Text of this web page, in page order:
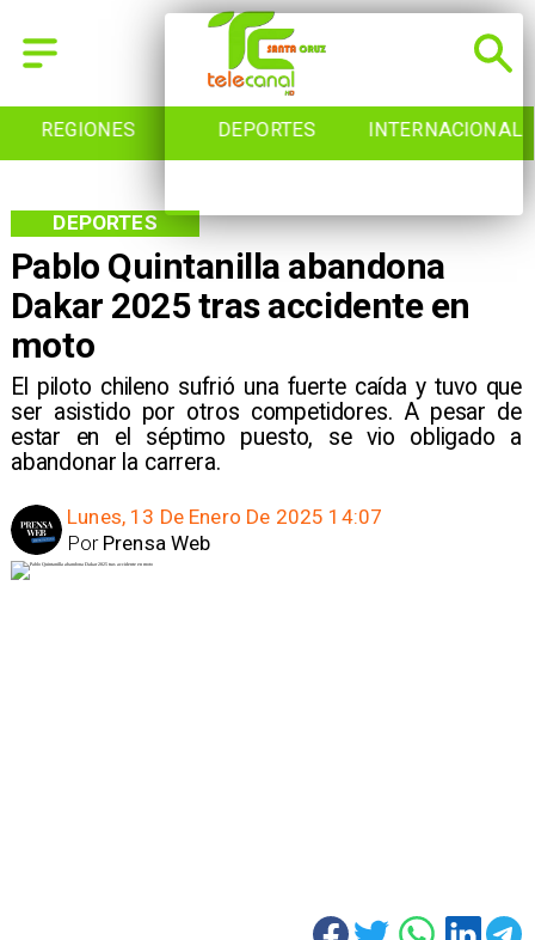
REGIONES DEPORTES INTERNACIONAL
Pablo Quintanilla abandona
Dakar 2025 tras accidente en
moto
El piloto chileno sufrió una fuerte caída y tuvo que
ser asistido por otros competidores. A pesar de
estar en el séptimo puesto, se vio obligado a
abandonar la carrera.
DEPORTES
Lunes, 13 De Enero De 2025 14:07
Prensa Web
Por